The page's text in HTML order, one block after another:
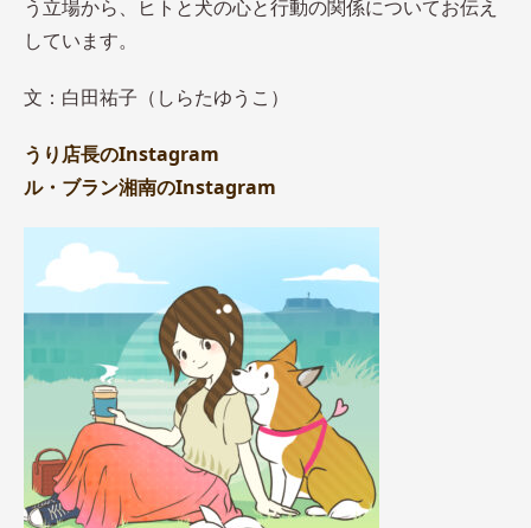
う立場から、ヒトと犬の心と行動の関係についてお伝え
しています。
文：白田祐子（しらたゆうこ）
うり店長のInstagram
ル・ブラン湘南のInstagram